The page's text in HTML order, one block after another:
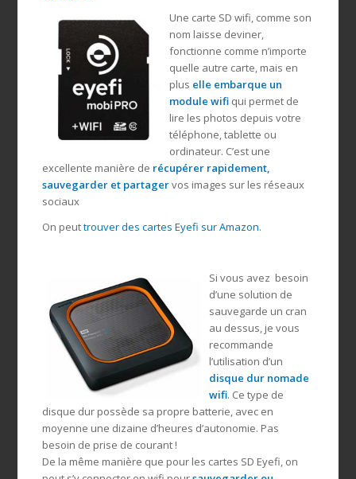
Une carte SD wifi, comme son
nom laisse deviner,
fonctionne comme n’importe
quelle autre carte, mais en
plus elle embarque un
module wifiqui permet de
lire les photos depuis votre
téléphone, tablette ou
ordinateur. C’est une
excellente manière de récupérer rapidement,
sauvegarder et partagervos images sur les réseaux
sociaux
On peuttrouver des cartes Eyefi sur Amazon.
Si vous avez besoin
d’une solution de
sauvegarde un cran
au dessus, je vous
recommande
l’utilisation d’un
disque dur nomade
wifi. Ce type de
disque dur possède sa propre batterie, avec en
moyenne une dizaine d’heures d’autonomie. Pas
besoin de prise de courant !
De la même manière que pour les cartes SD Eyefi, on